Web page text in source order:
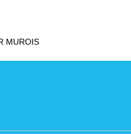
MUROIS